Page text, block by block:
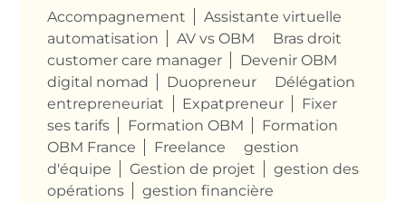
Accompagnement
Assistante virtuelle
automatisation
AV vs OBM
Bras droit
customer care manager
Devenir OBM
digital nomad
Duopreneur
Délégation
entrepreneuriat
Expatpreneur
Fixer
ses tarifs
Formation OBM
Formation
OBM France
Freelance
gestion
d'équipe
Gestion de projet
gestion des
opérations
gestion financière